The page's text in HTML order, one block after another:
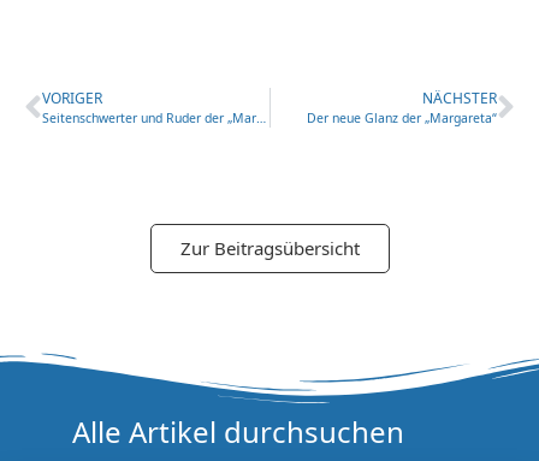
VORIGER
Seitenschwerter und Ruder der „Margareta“ werden renoviert
NÄCHSTER
Der neue Glanz der „Margareta“
Zur Beitragsübersicht
Alle Artikel durchsuchen